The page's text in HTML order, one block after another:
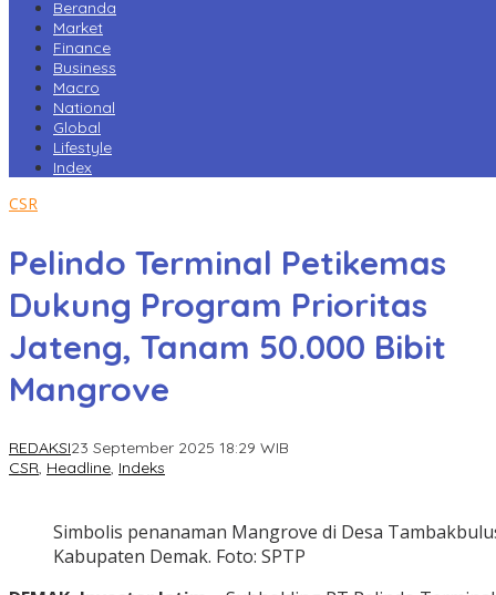
Beranda
Market
Finance
Business
Macro
National
Global
Lifestyle
Index
CSR
Pelindo Terminal Petikemas
Dukung Program Prioritas
Jateng, Tanam 50.000 Bibit
Mangrove
REDAKSI23 September 2025 18:29 WIB
CSR, Headline, Indeks
Simbolis penanaman Mangrove di Desa
Kabupaten Demak. Foto: SPTP